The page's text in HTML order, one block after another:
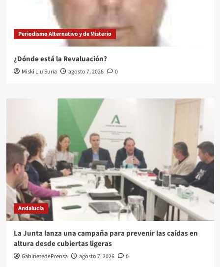
Periodismo Alternativo y de Misterio
¿Dónde está la Revaluación?
Miski Liu Suria agosto 7, 2026 0
Andalucía
La Junta lanza una campaña para prevenir las caídas en
altura desde cubiertas ligeras
GabinetedePrensa agosto 7, 2026 0